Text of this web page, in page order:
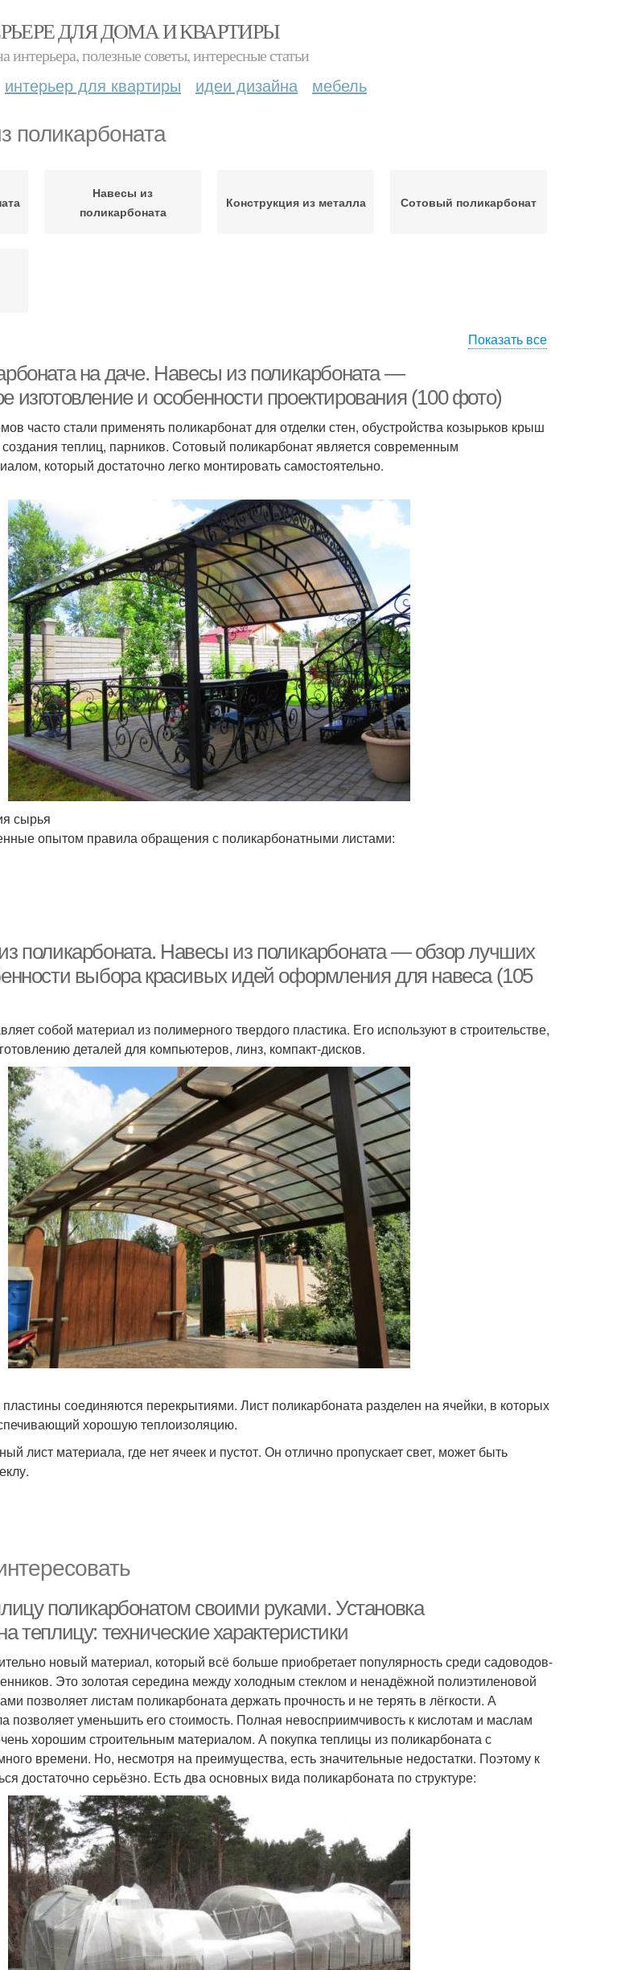
ДЛЯ ДОМА И КВАРТИРЫ
интерьера, полезные советы, интересные статьи
интерьер для квартиры идеи дизайна мебель
поликарбоната
Навесы из
поликарбоната
Конструкция из металла Сотовый поликарбонат
Показать все
на даче. Навесы из поликарбоната —
изготовление и особенности проектирования (100 фото)
часто стали применять поликарбонат для отделки стен, обустройства козырьков крыш
теплиц, парников. Сотовый поликарбонат является современным
который достаточно легко монтировать самостоятельно.
сырья
опытом правила обращения с поликарбонатными листами:
поликарбоната. Навесы из поликарбоната — обзор лучших
выбора красивых идей оформления для навеса (105
собой материал из полимерного твердого пластика. Его используют в строительстве,
деталей для компьютеров, линз, компакт-дисков.
соединяются перекрытиями. Лист поликарбоната разделен на ячейки, в которых
хорошую теплоизоляцию.
лист материала, где нет ячеек и пустот. Он отлично пропускает свет, может быть
поликарбонатом своими руками. Установка
теплицу: технические характеристики
новый материал, который всё больше приобретает популярность среди садоводов-
Это золотая середина между холодным стеклом и ненадёжной полиэтиленовой
позволяет листам поликарбоната держать прочность и не терять в лёгкости. А
позволяет уменьшить его стоимость. Полная невосприимчивость к кислотам и маслам
хорошим строительным материалом. А покупка теплицы из поликарбоната с
времени. Но, несмотря на преимущества, есть значительные недостатки. Поэтому к
достаточно серьёзно. Есть два основных вида поликарбоната по структуре: